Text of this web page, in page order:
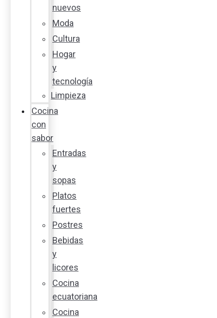
nuevos
Moda
Cultura
Hogar
y
tecnología
Limpieza
Cocina
con
sabor
Entradas
y
sopas
Platos
fuertes
Postres
Bebidas
y
licores
Cocina
ecuatoriana
Cocina